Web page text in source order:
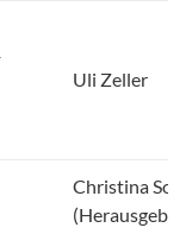
Uli Zeller
Christina